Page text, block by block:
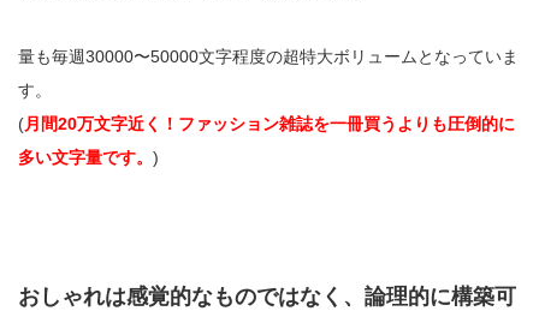
量も毎週30000〜50000文字程度の超特大ボリュームとなっていま
す。
(月間20万文字近く！ファッション雑誌を一冊買うよりも圧倒的に
多い文字量です。 )
おしゃれは感覚的なものではなく、論理的に構築可